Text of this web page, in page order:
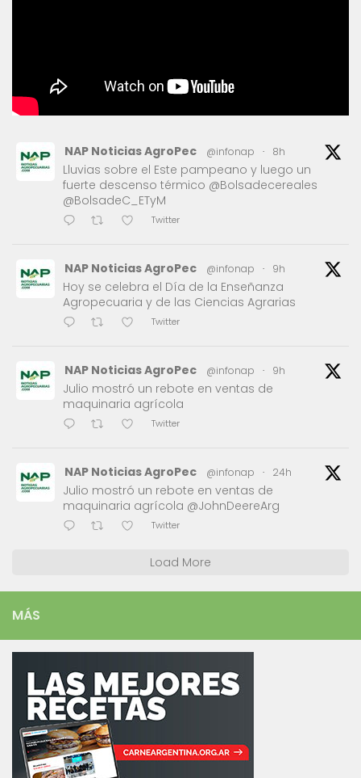
NAP Noticias AgroPec @infonap · 8h
Lluvias sobre el Este pampeano y luego un
fuerte descenso térmico @Bolsadecereales
@BolsadeC_ETyM
Twitter
NAP Noticias AgroPec @infonap · 9h
Hoy se celebra el Día de la Enseñanza
Agropecuaria y de las Ciencias Agrarias
Twitter
NAP Noticias AgroPec @infonap · 9h
Julio mostró un rebote en ventas de
maquinaria agrícola
Twitter
NAP Noticias AgroPec @infonap · 24h
Julio mostró un rebote en ventas de
maquinaria agrícola @JohnDeereArg
Twitter
Load More
MÁS